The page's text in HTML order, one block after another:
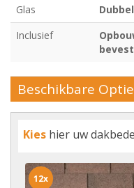
Glas
Inclusief
Beschikbare
Kies hier uw
12x